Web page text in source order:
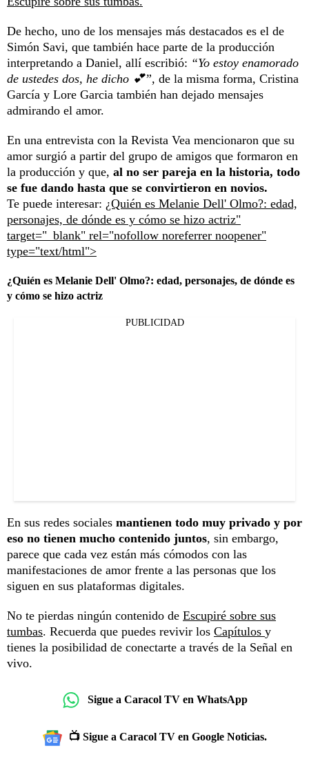
De hecho, uno de los mensajes más destacados es el de
Simón Savi, que también hace parte de la producción
interpretando a Daniel, allí escribió: “Yo estoy enamorado
de ustedes dos, he dicho 💕”, de la misma forma, Cristina
García y Lore Garcia también han dejado mensajes
admirando el amor.
En una entrevista con la Revista Vea mencionaron que su
amor surgió a partir del grupo de amigos que formaron en
la producción y que, al no ser pareja en la historia, todo
se fue dando hasta que se convirtieron en novios.
Te puede interesar: ¿Quién es Melanie Dell' Olmo?: edad,
personajes, de dónde es y cómo se hizo actriz"
target="_blank" rel="nofollow noreferrer noopener"
type="text/html">
¿Quién es Melanie Dell' Olmo?: edad, personajes, de dónde es
y cómo se hizo actriz
PUBLICIDAD
En sus redes sociales mantienen todo muy privado y por
eso no tienen mucho contenido juntos, sin embargo,
parece que cada vez están más cómodos con las
manifestaciones de amor frente a las personas que los
siguen en sus plataformas digitales.
No te pierdas ningún contenido de Escupiré sobre sus
tumbas. Recuerda que puedes revivir los Capítulos y
tienes la posibilidad de conectarte a través de la Señal en
vivo.
Sigue a Caracol TV en WhatsApp
📺 Sigue a Caracol TV en Google Noticias.